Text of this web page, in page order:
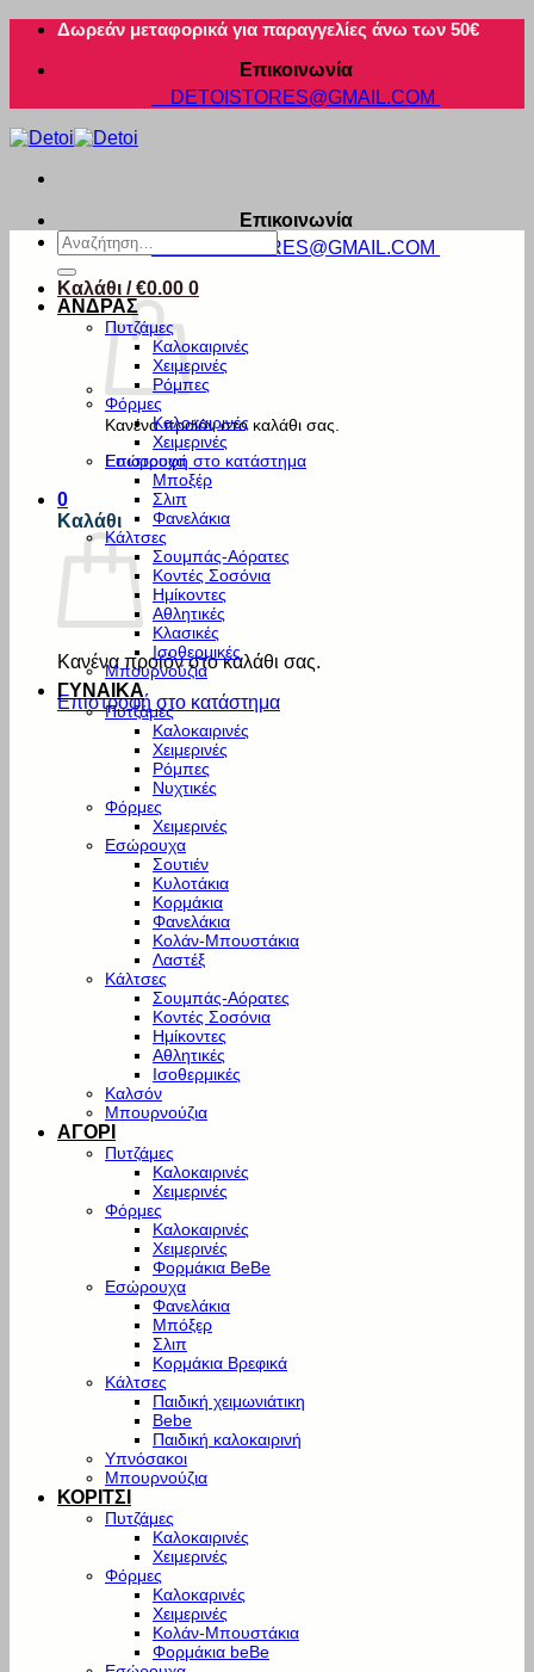
Μετάβαση
περιεχόμενο
Δωρεάν μεταφορικά για παραγγελίες άνω των 50€
Επικοινωνία
DETOISTORES@GMAIL.COM
Επικοινωνία
DETOISTORES@GMAIL.COM
Καλάθι /€0.00 0
Κανένα προϊόν στο καλάθι σας.
Επιστροφή στο κατάστημα
0
Καλάθι
Κανένα προϊόν στο καλάθι σας.
Επιστροφή στο κατάστημα
Αναζήτηση
για:
ΑΝΔΡΑΣ
Πυτζάμες
Καλοκαιρινές
Χειμερινές
Ρόμπες
Φόρμες
Καλοκαιρινές
Χειμερινές
Εσώρουχα
Μποξέρ
Σλιπ
Φανελάκια
Κάλτσες
Σουμπάς-Αόρατες
Κοντές Σοσόνια
Ημίκοντες
Αθλητικές
Κλασικές
Ισοθερμικές
Μπουρνούζια
ΓΥΝΑΙΚΑ
Πυτζάμες
Καλοκαιρινές
Χειμερινές
Ρόμπες
Νυχτικές
Φόρμες
Χειμερινές
Εσώρουχα
Σουτιέν
Κυλοτάκια
Κορμάκια
Φανελάκια
Κολάν-Μπουστάκια
Λαστέξ
Κάλτσες
Σουμπάς-Αόρατες
Κοντές Σοσόνια
Ημίκοντες
Αθλητικές
Ισοθερμικές
Καλσόν
Μπουρνούζια
ΑΓΟΡΙ
Πυτζάμες
Καλοκαιρινές
Χειμερινές
Φόρμες
Καλοκαιρινές
Χειμερινές
Φορμάκια BeBe
Εσώρουχα
Φανελάκια
Μπόξερ
Σλιπ
Κορμάκια Βρεφικά
Κάλτσες
Παιδική χειμωνιάτικη
Bebe
Παιδική καλοκαιρινή
Υπνόσακοι
Μπουρνούζια
ΚΟΡΙΤΣΙ
Πυτζάμες
Καλοκαιρινές
Χειμερινές
Φόρμες
Καλοκαρινές
Χειμερινές
Κολάν-Μπουστάκια
Φορμάκια beBe